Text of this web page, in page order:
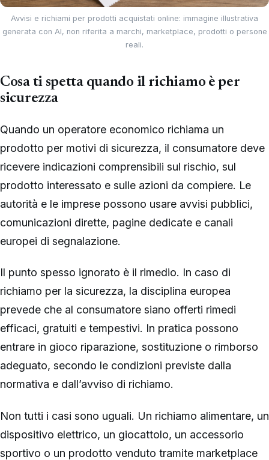
Avvisi e richiami per prodotti acquistati online: immagine illustrativa
generata con AI, non riferita a marchi, marketplace, prodotti o persone
reali.
Cosa ti spetta quando il richiamo è per
sicurezza
Quando un operatore economico richiama un
prodotto per motivi di sicurezza, il consumatore deve
ricevere indicazioni comprensibili sul rischio, sul
prodotto interessato e sulle azioni da compiere. Le
autorità e le imprese possono usare avvisi pubblici,
comunicazioni dirette, pagine dedicate e canali
europei di segnalazione.
Il punto spesso ignorato è il rimedio. In caso di
richiamo per la sicurezza, la disciplina europea
prevede che al consumatore siano offerti rimedi
efficaci, gratuiti e tempestivi. In pratica possono
entrare in gioco riparazione, sostituzione o rimborso
adeguato, secondo le condizioni previste dalla
normativa e dall’avviso di richiamo.
Non tutti i casi sono uguali. Un richiamo alimentare, un
dispositivo elettrico, un giocattolo, un accessorio
sportivo o un prodotto venduto tramite marketplace